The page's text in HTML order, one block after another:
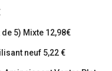
5) Mixte 12,98€
neuf 5,22 €